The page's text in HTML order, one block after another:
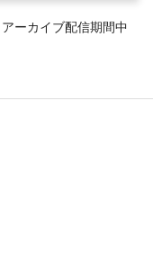
ーカイブ配信期間中